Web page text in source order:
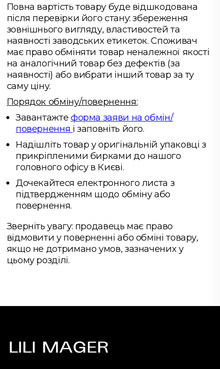
Повна вартість товару буде відшкодована
після перевірки його стану: збереження
зовнішнього вигляду, властивостей та
наявності заводських етикеток. Споживач
має право обміняти товар неналежної якості
на аналогічний товар без дефектів (за
наявності) або вибрати інший товар за ту
саму ціну.
Порядок обміну/повернення:
Завантажте форма заяви на обмін/
повернення і заповніть його.
Надішліть товар у оригінальній упаковці з
прикріпленими бирками до нашого
головного офісу в Києві.
Дочекайтеся електронного листа з
підтвердженням щодо обміну або
повернення.
Зверніть увагу: продавець має право
відмовити у поверненні або обміні товару,
якщо не дотримано умов, зазначених у
цьому розділі.